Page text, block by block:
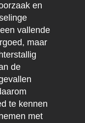
en
vallende
maar
de
te kennen
met